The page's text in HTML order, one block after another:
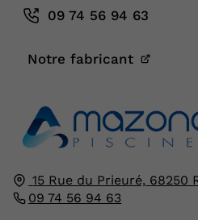
15 Rue du Prieuré, 68250
09 74 56 94 63
09 74 56 94 63
Notre fabricant